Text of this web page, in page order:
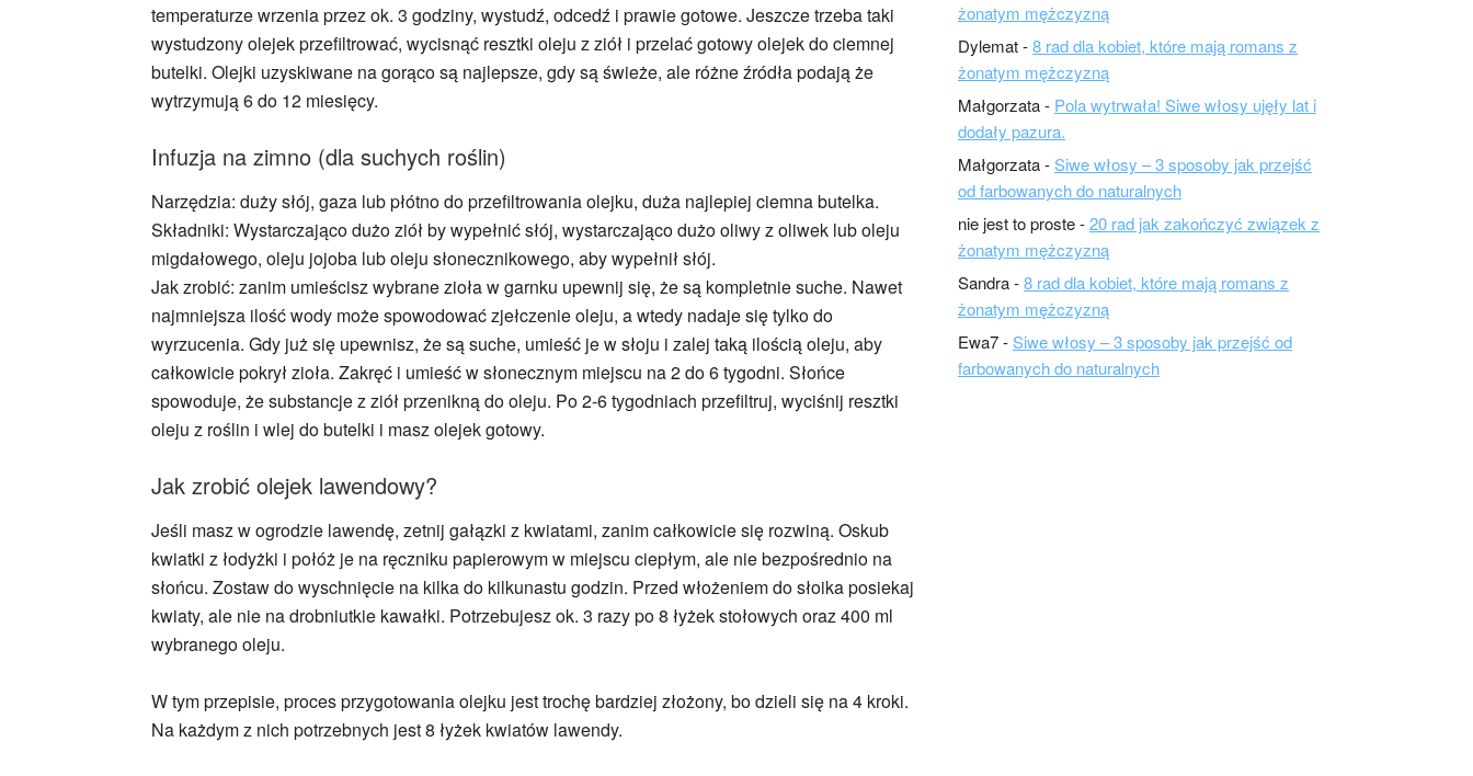
temperaturze wrzenia przez ok. 3 godziny, wystudź, odcedź i prawie gotowe. Jeszcze trzeba taki
wystudzony olejek przefiltrować, wycisnąć resztki oleju z ziół i przelać gotowy olejek do ciemnej
butelki. Olejki uzyskiwane na gorąco są najlepsze, gdy są świeże, ale różne źródła podają że
wytrzymują 6 do 12 miesięcy.
Infuzja na zimno (dla suchych roślin)
Narzędzia: duży słój, gaza lub płótno do przefiltrowania olejku, duża najlepiej ciemna butelka.
Składniki: Wystarczająco dużo ziół by wypełnić słój, wystarczająco dużo oliwy z oliwek lub oleju
migdałowego, oleju jojoba lub oleju słonecznikowego, aby wypełnił słój.
Jak zrobić: zanim umieścisz wybrane zioła w garnku upewnij się, że są kompletnie suche. Nawet
najmniejsza ilość wody może spowodować zjełczenie oleju, a wtedy nadaje się tylko do
wyrzucenia. Gdy już się upewnisz, że są suche, umieść je w słoju i zalej taką ilością oleju, aby
całkowicie pokrył zioła. Zakręć i umieść w słonecznym miejscu na 2 do 6 tygodni. Słońce
spowoduje, że substancje z ziół przenikną do oleju. Po 2-6 tygodniach przefiltruj, wyciśnij resztki
oleju z roślin i wlej do butelki i masz olejek gotowy.
Jak zrobić olejek lawendowy?
Jeśli masz w ogrodzie lawendę, zetnij gałązki z kwiatami, zanim całkowicie się rozwiną. Oskub
kwiatki z łodyżki i połóż je na ręczniku papierowym w miejscu ciepłym, ale nie bezpośrednio na
słońcu. Zostaw do wyschnięcie na kilka do kilkunastu godzin. Przed włożeniem do słoika posiekaj
kwiaty, ale nie na drobniutkie kawałki. Potrzebujesz ok. 3 razy po 8 łyżek stołowych oraz 400 ml
wybranego oleju.
W tym przepisie, proces przygotowania olejku jest trochę bardziej złożony, bo dzieli się na 4 kroki.
Na każdym z nich potrzebnych jest 8 łyżek kwiatów lawendy.
żonatym mężczyzną
Dylemat-8 rad dla kobiet, które mają romans z
żonatym mężczyzną
Małgorzata- Pola wytrwała! Siwe włosy ujęły lat i
dodały pazura.
Małgorzata-Siwe włosy – 3 sposoby jak przejść
od farbowanych do naturalnych
nie jest to proste-20 rad jak zakończyć związek z
żonatym mężczyzną
Sandra-8 rad dla kobiet, które mają romans z
żonatym mężczyzną
Ewa7-Siwe włosy – 3 sposoby jak przejść od
farbowanych do naturalnych